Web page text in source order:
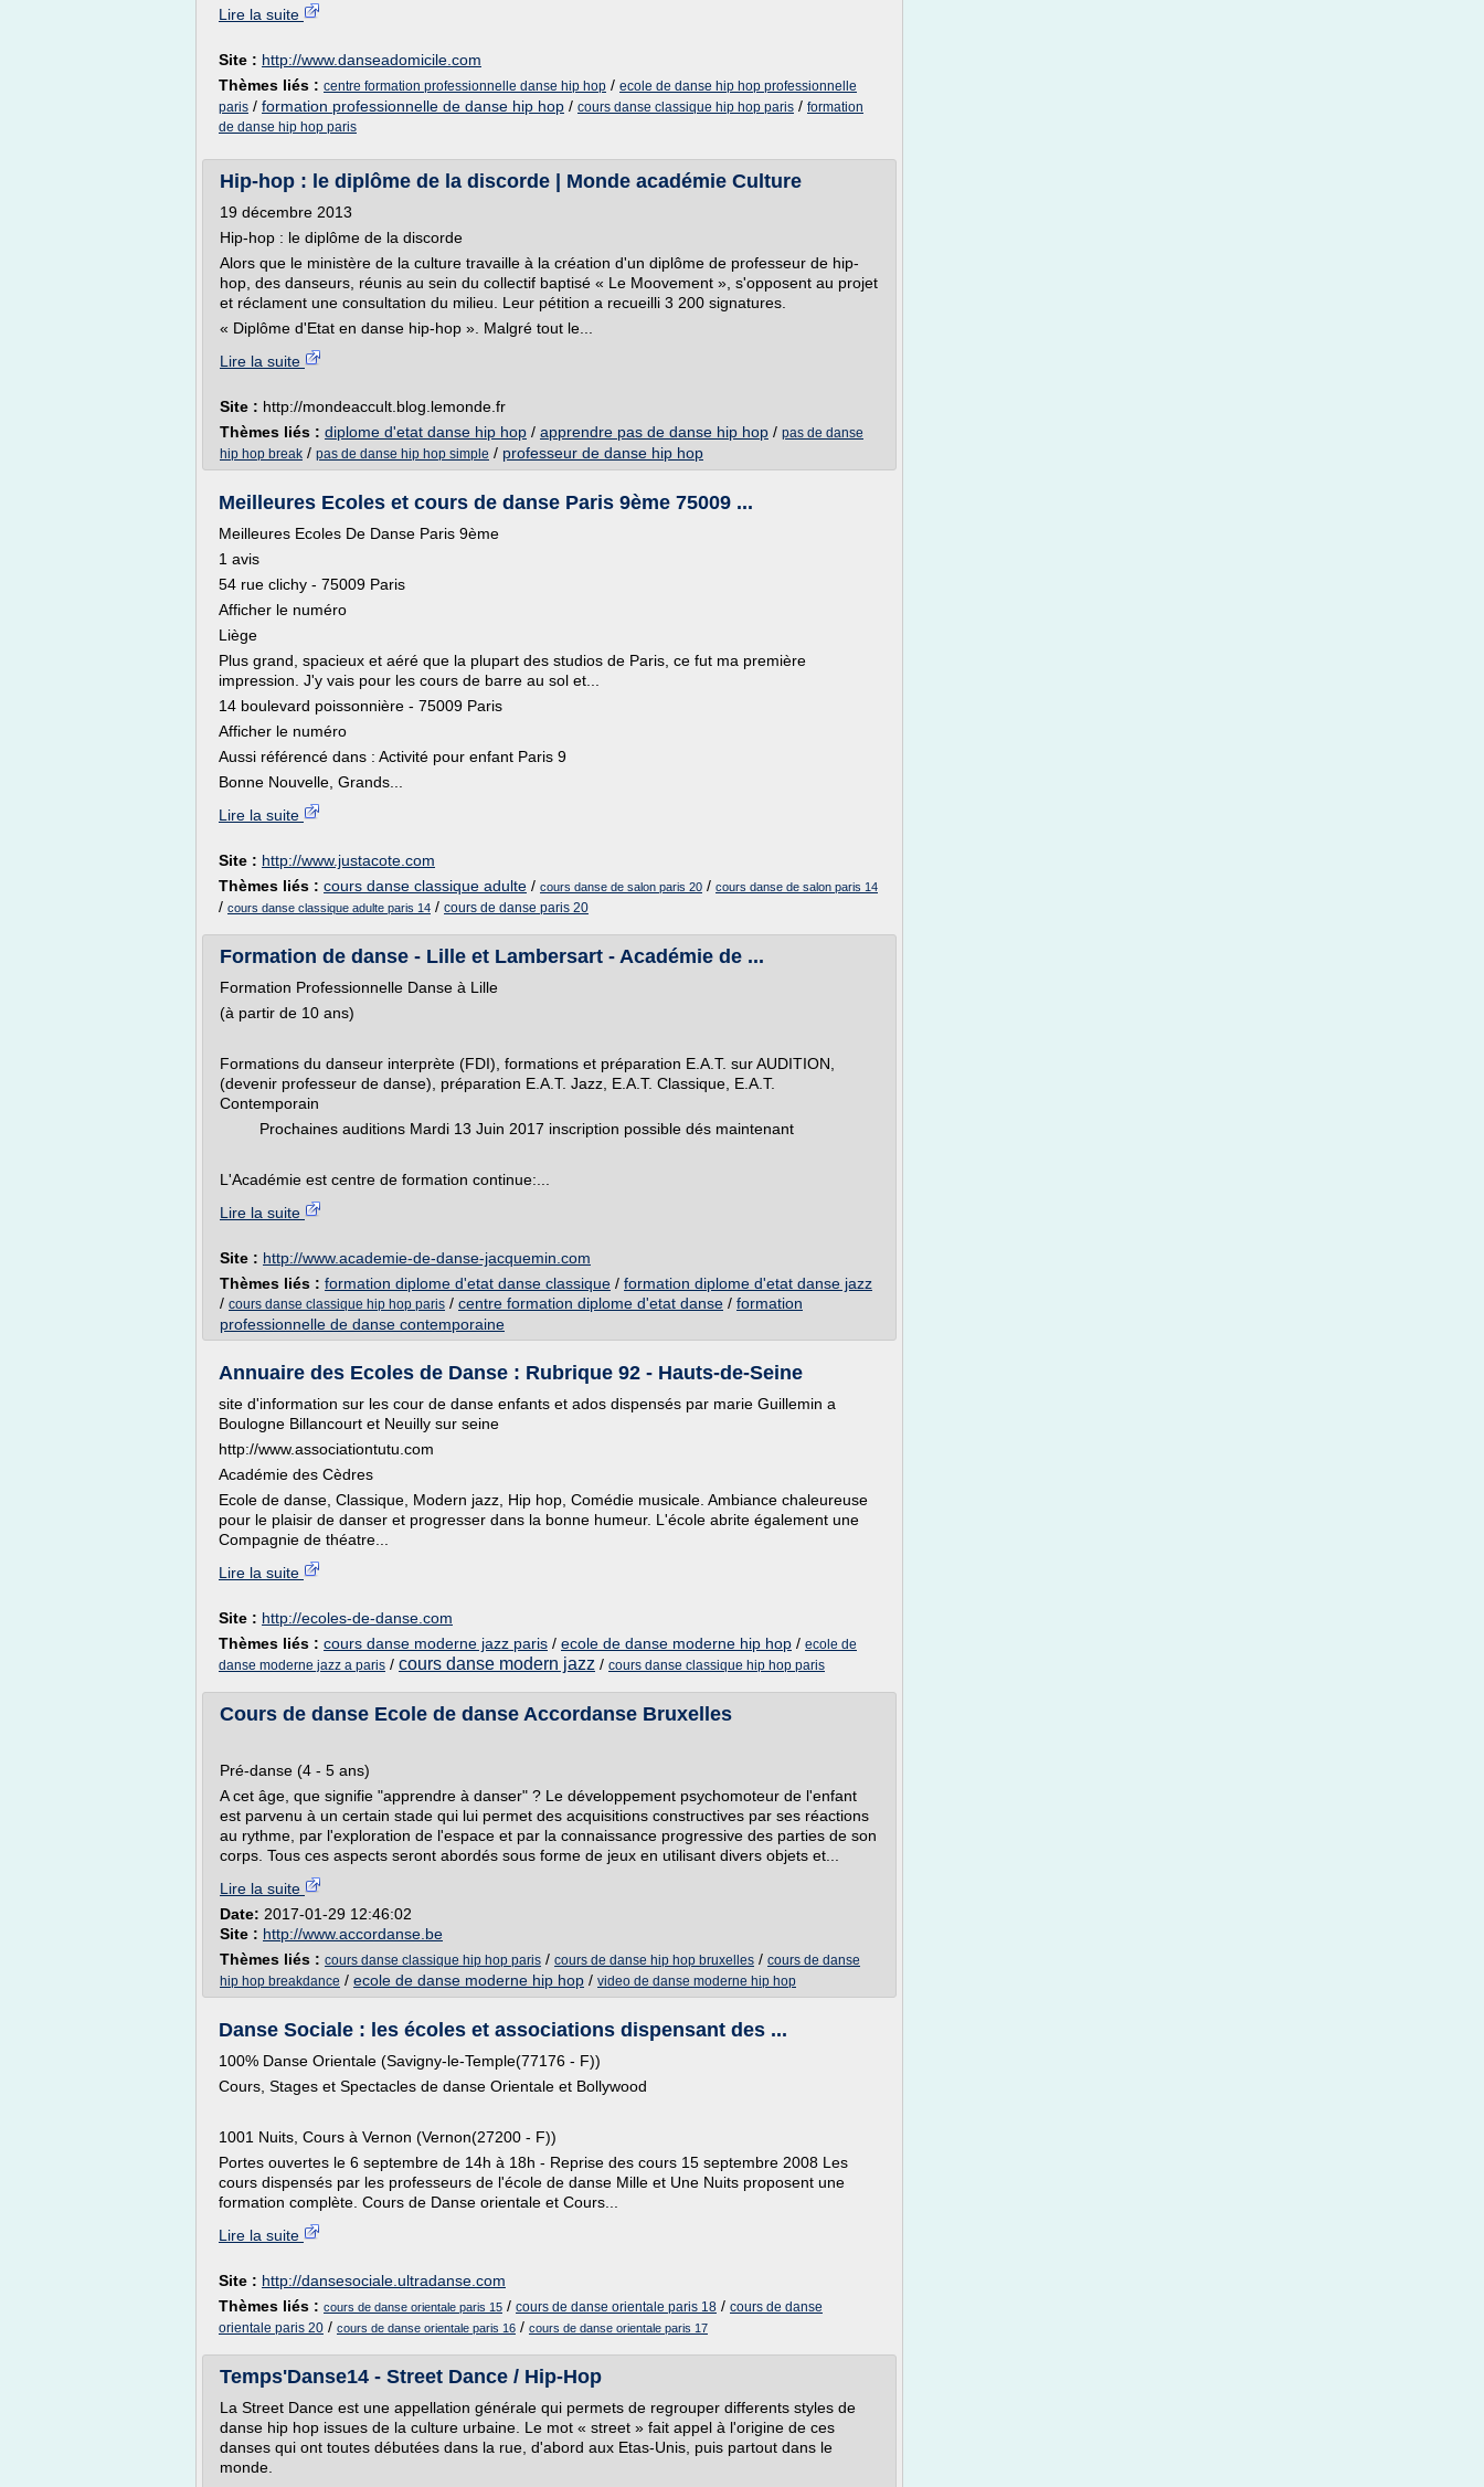
Lire la suite
Site : http://www.danseadomicile.com
Thèmes liés : centre formation professionnelle danse hip hop / ecole de danse hip hop professionnelle
paris / formation professionnelle de danse hip hop / cours danse classique hip hop paris / formation
de danse hip hop paris
Hip-hop : le diplôme de la discorde | Monde académie Culture
19 décembre 2013
Hip-hop : le diplôme de la discorde
Alors que le ministère de la culture travaille à la création d'un diplôme de professeur de hip-
hop, des danseurs, réunis au sein du collectif baptisé « Le Moovement », s'opposent au projet
et réclament une consultation du milieu. Leur pétition a recueilli 3 200 signatures.
« Diplôme d'Etat en danse hip-hop ». Malgré tout le...
Lire la suite
Site : http://mondeaccult.blog.lemonde.fr
Thèmes liés : diplome d'etat danse hip hop / apprendre pas de danse hip hop / pas de danse
hip hop break / pas de danse hip hop simple / professeur de danse hip hop
Meilleures Ecoles et cours de danse Paris 9ème 75009 ...
Meilleures Ecoles De Danse Paris 9ème
1 avis
54 rue clichy - 75009 Paris
Afficher le numéro
Liège
Plus grand, spacieux et aéré que la plupart des studios de Paris, ce fut ma première
impression. J'y vais pour les cours de barre au sol et...
14 boulevard poissonnière - 75009 Paris
Afficher le numéro
Aussi référencé dans : Activité pour enfant Paris 9
Bonne Nouvelle, Grands...
Lire la suite
Site : http://www.justacote.com
Thèmes liés : cours danse classique adulte / cours danse de salon paris 20 / cours danse de salon paris 14
/ cours danse classique adulte paris 14 / cours de danse paris 20
Formation de danse - Lille et Lambersart - Académie de ...
Formation Professionnelle Danse à Lille
(à partir de 10 ans)
Formations du danseur interprète (FDI), formations et préparation E.A.T. sur AUDITION,
(devenir professeur de danse), préparation E.A.T. Jazz, E.A.T. Classique, E.A.T.
Contemporain
Prochaines auditions Mardi 13 Juin 2017 inscription possible dés maintenant
L'Académie est centre de formation continue:...
Lire la suite
Site : http://www.academie-de-danse-jacquemin.com
Thèmes liés : formation diplome d'etat danse classique / formation diplome d'etat danse jazz
/ cours danse classique hip hop paris / centre formation diplome d'etat danse / formation
professionnelle de danse contemporaine
Annuaire des Ecoles de Danse : Rubrique 92 - Hauts-de-Seine
site d'information sur les cour de danse enfants et ados dispensés par marie Guillemin a
Boulogne Billancourt et Neuilly sur seine
http://www.associationtutu.com
Académie des Cèdres
Ecole de danse, Classique, Modern jazz, Hip hop, Comédie musicale. Ambiance chaleureuse
pour le plaisir de danser et progresser dans la bonne humeur. L'école abrite également une
Compagnie de théatre...
Lire la suite
Site : http://ecoles-de-danse.com
Thèmes liés : cours danse moderne jazz paris / ecole de danse moderne hip hop / ecole de
danse moderne jazz a paris / cours danse modern jazz / cours danse classique hip hop paris
Cours de danse Ecole de danse Accordanse Bruxelles
Pré-danse (4 - 5 ans)
A cet âge, que signifie "apprendre à danser" ? Le développement psychomoteur de l'enfant
est parvenu à un certain stade qui lui permet des acquisitions constructives par ses réactions
au rythme, par l'exploration de l'espace et par la connaissance progressive des parties de son
corps. Tous ces aspects seront abordés sous forme de jeux en utilisant divers objets et...
Lire la suite
Date: 2017-01-29 12:46:02
Site : http://www.accordanse.be
Thèmes liés : cours danse classique hip hop paris / cours de danse hip hop bruxelles / cours de danse
hip hop breakdance / ecole de danse moderne hip hop / video de danse moderne hip hop
Danse Sociale : les écoles et associations dispensant des ...
100% Danse Orientale (Savigny-le-Temple(77176 - F))
Cours, Stages et Spectacles de danse Orientale et Bollywood
1001 Nuits, Cours à Vernon (Vernon(27200 - F))
Portes ouvertes le 6 septembre de 14h à 18h - Reprise des cours 15 septembre 2008 Les
cours dispensés par les professeurs de l'école de danse Mille et Une Nuits proposent une
formation complète. Cours de Danse orientale et Cours...
Lire la suite
Site : http://dansesociale.ultradanse.com
Thèmes liés : cours de danse orientale paris 15 / cours de danse orientale paris 18 / cours de danse
orientale paris 20 / cours de danse orientale paris 16 / cours de danse orientale paris 17
Temps'Danse14 - Street Dance / Hip-Hop
La Street Dance est une appellation générale qui permets de regrouper differents styles de
danse hip hop issues de la culture urbaine. Le mot « street » fait appel à l'origine de ces
danses qui ont toutes débutées dans la rue, d'abord aux Etas-Unis, puis partout dans le
monde.